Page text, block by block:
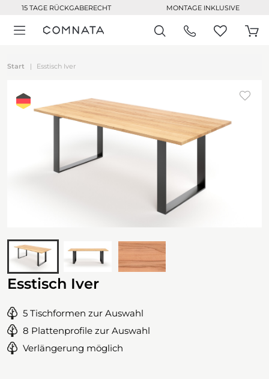
15 TAGE RÜCKGABERECHT MONTAGE INKLUSIVE
Start Esstisch Iver
Esstisch Iver
5 Tischformen zur Auswahl
8 Plattenprofile zur Auswahl
Verlängerung möglich